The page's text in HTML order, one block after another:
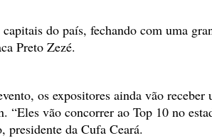
do país, fechando com uma
Preto Zezé.
os expositores ainda vão receber
“Eles vão concorrer ao Top 10 no
presidente da Cufa Ceará.